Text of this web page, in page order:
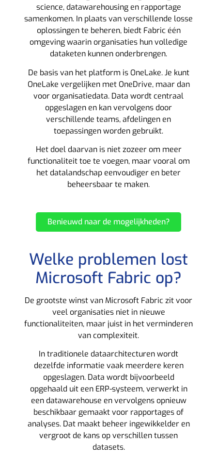
science, datawarehousing en rapportage
samenkomen. In plaats van verschillende losse
oplossingen te beheren, biedt Fabric één
omgeving waarin organisaties hun volledige
dataketen kunnen onderbrengen.
De basis van het platform is OneLake. Je kunt
OneLake vergelijken met OneDrive, maar dan
voor organisatiedata. Data wordt centraal
opgeslagen en kan vervolgens door
verschillende teams, afdelingen en
toepassingen worden gebruikt.
Het doel daarvan is niet zozeer om meer
functionaliteit toe te voegen, maar vooral om
het datalandschap eenvoudiger en beter
beheersbaar te maken.
Benieuwd naar de mogelijkheden?
Welke problemen lost
Microsoft Fabric op?
De grootste winst van Microsoft Fabric zit voor
veel organisaties niet in nieuwe
functionaliteiten, maar juist in het verminderen
van complexiteit.
In traditionele dataarchitecturen wordt
dezelfde informatie vaak meerdere keren
opgeslagen. Data wordt bijvoorbeeld
opgehaald uit een ERP-systeem, verwerkt in
een datawarehouse en vervolgens opnieuw
beschikbaar gemaakt voor rapportages of
analyses. Dat maakt beheer ingewikkelder en
vergroot de kans op verschillen tussen
datasets.